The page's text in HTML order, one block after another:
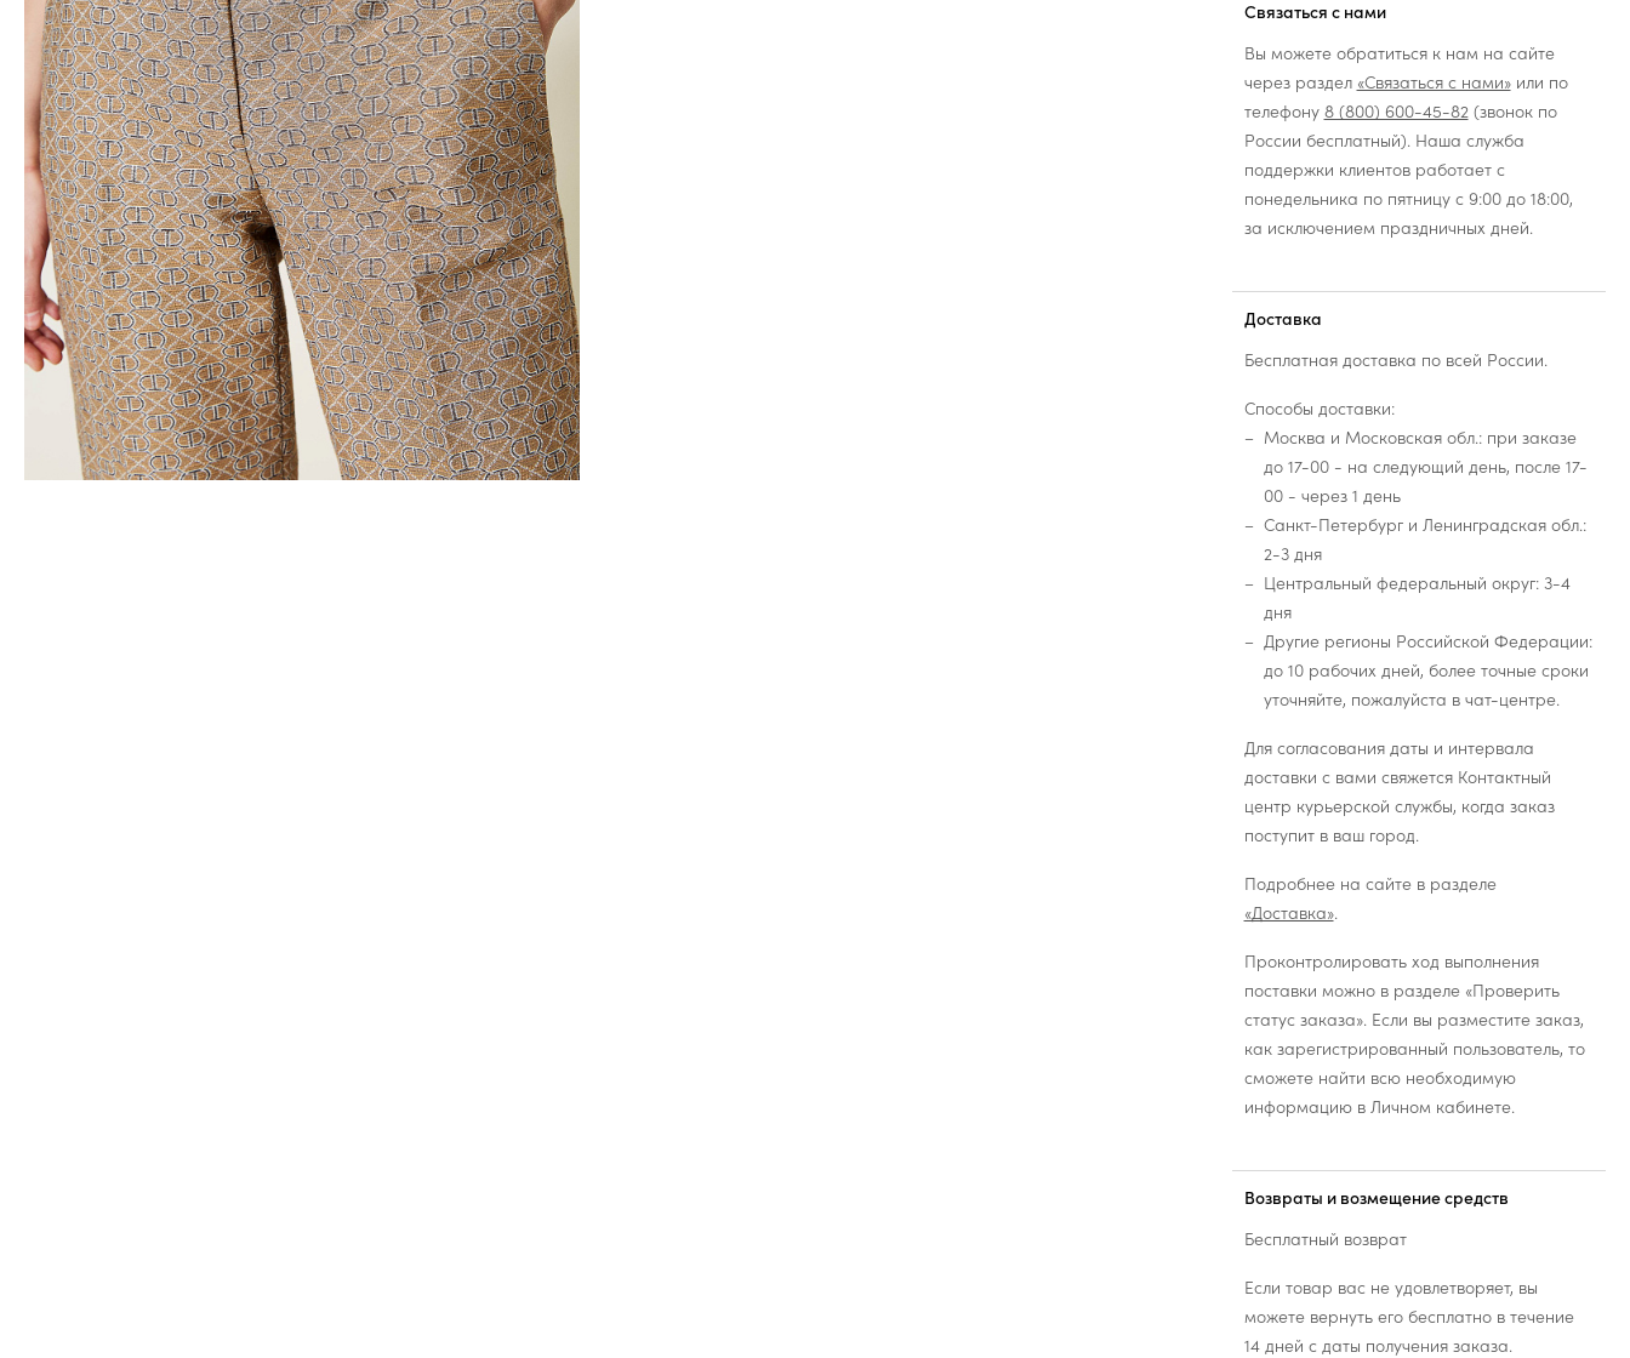
Связаться с нами
Вы можете обратиться к нам на сайте
через раздел «Связаться с нами»или по
телефону 8 (800) 600-45-82(звонок по
России бесплатный). Наша служба
поддержки клиентов работает с
понедельника по пятницу с 9:00 до 18:00,
за исключением праздничных дней.
Доставка
Бесплатная доставка по всей России.
Способы доставки:
Москва и Московская обл.: при заказе
до 17-00 - на следующий день, после 17-
00 - через 1 день
Санкт-Петербург и Ленинградская обл.:
2-3 дня
Центральный федеральный округ: 3-4
дня
Другие регионы Российской Федерации:
до 10 рабочих дней, более точные сроки
уточняйте, пожалуйста в чат-центре.
Для согласования даты и интервала
доставки с вами свяжется Контактный
центр курьерской службы, когда заказ
поступит в ваш город.
Подробнее на сайте в разделе
«Доставка».
Проконтролировать ход выполнения
поставки можно в разделе «Проверить
статус заказа». Если вы разместите заказ,
как зарегистрированный пользователь, то
сможете найти всю необходимую
информацию в Личном кабинете.
Возвраты и возмещение средств
Бесплатный возврат
Если товар вас не удовлетворяет, вы
можете вернуть его бесплатно в течение
14 дней с даты получения заказа.